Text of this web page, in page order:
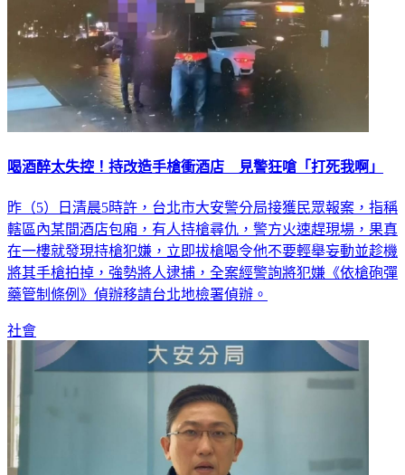
喝酒醉太失控！持改造手槍衝酒店 見警狂嗆「打死我啊」
昨（5）日清晨5時許，台北市大安警分局接獲民眾報案，指稱
轄區內某間酒店包廂，有人持槍尋仇，警方火速趕現場，果真
在一樓就發現持槍犯嫌，立即拔槍喝令他不要輕舉妄動並趁機
將其手槍拍掉，強勢將人逮捕，全案經警詢將犯嫌《依槍砲彈
藥管制條例》偵辦移請台北地檢署偵辦。
社會